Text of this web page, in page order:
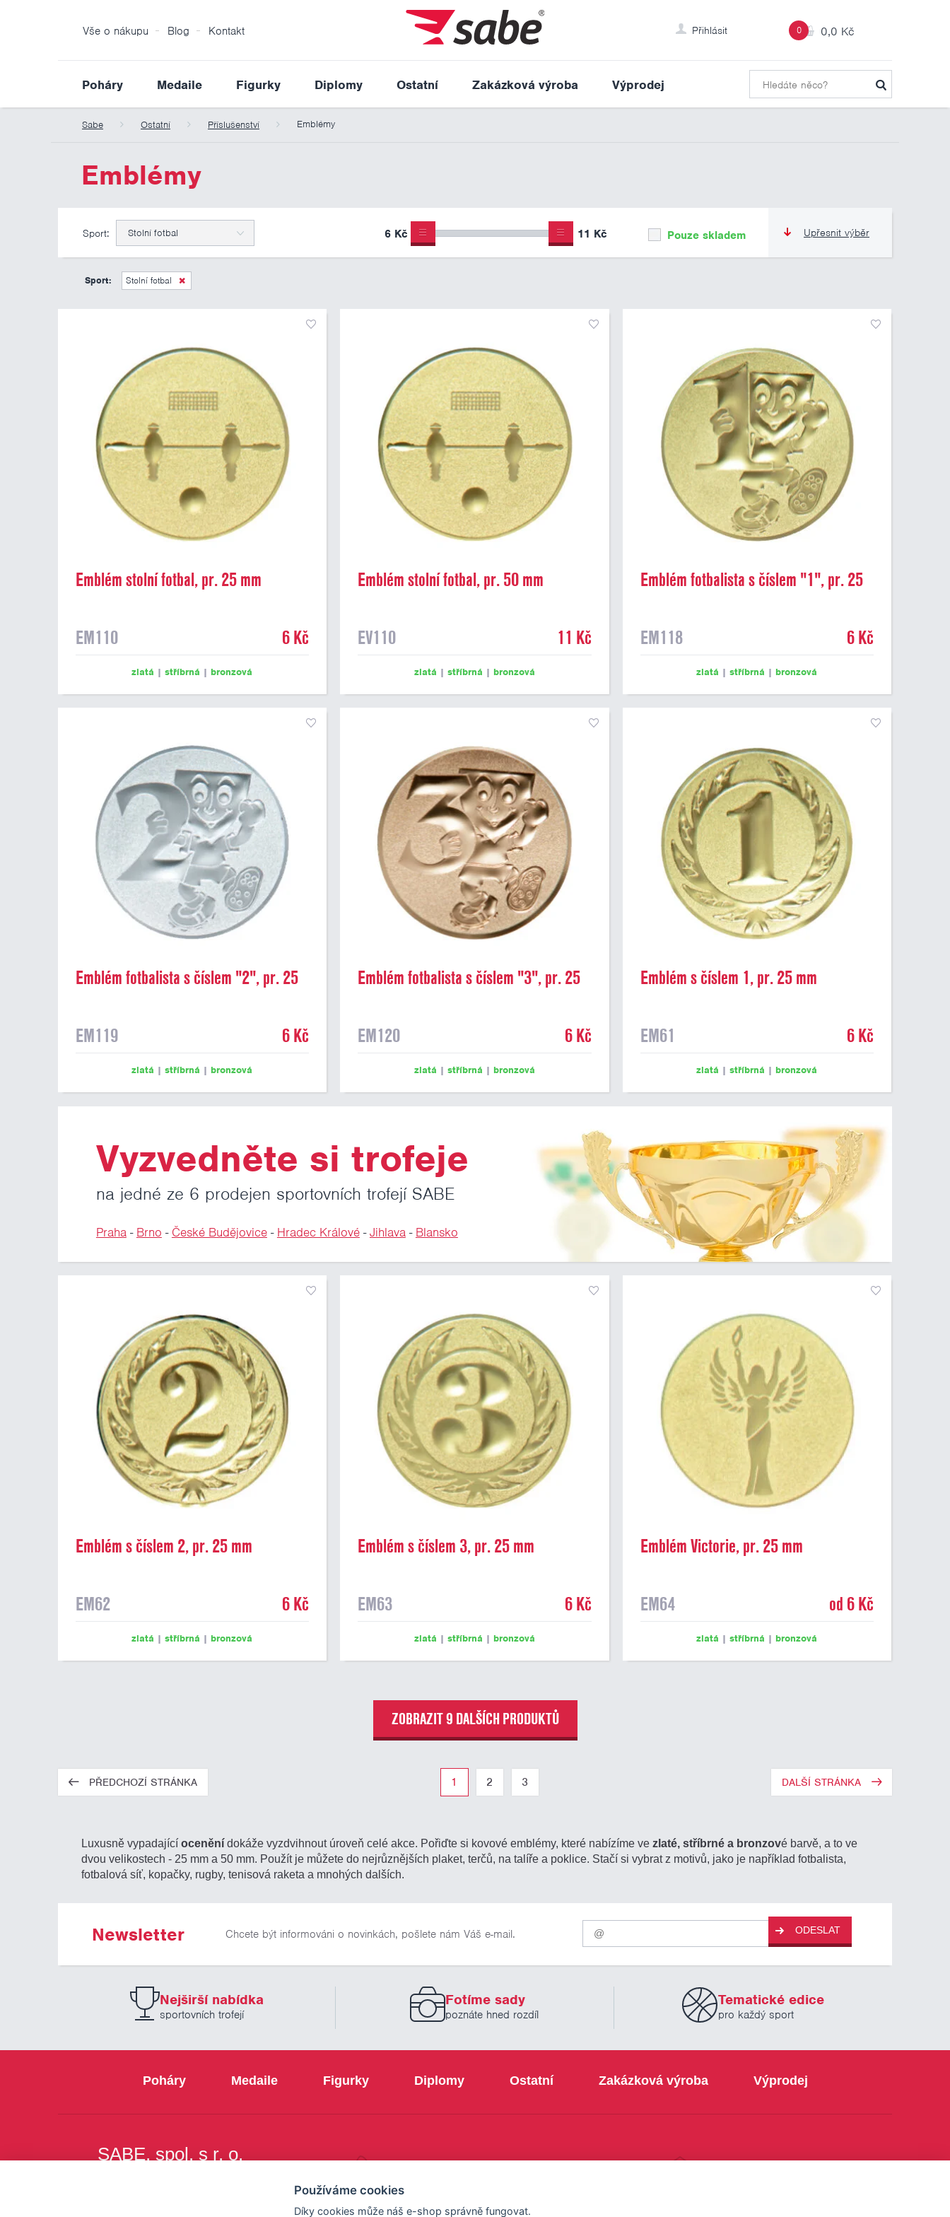
0 0,0 Kč
Přihlásit
Vše o nákupu Blog Kontakt
Poháry Medaile Figurky Diplomy Ostatní Zakázková výroba Výprodej
Sabe Ostatní Příslušenství Emblémy
Emblémy
Upřesnit výběr
Sport: Stolní fotbal Pouze skladem
6 Kč 11 Kč
Sport: Stolní fotbal
Emblém stolní fotbal, pr. 25 mm
EM110 6 Kč
zlatá |stříbrná | bronzová
Emblém stolní fotbal, pr. 50 mm
EV110 11 Kč
zlatá | stříbrná | bronzová
Emblém fotbalista s číslem "1", pr. 25
EM118
6 Kč
zlatá |stříbrná | bronzová
Emblém fotbalista s číslem "2", pr. 25
EM119
6 Kč
zlatá |stříbrná | bronzová
Emblém fotbalista s číslem "3", pr. 25
EM120
6 Kč
zlatá | stříbrná | bronzová
Emblém s číslem 1, pr. 25 mm
EM61 6 Kč
zlatá |stříbrná | bronzová
Vyzvedněte si trofeje
na jedné ze 6 prodejen sportovních trofejí SABE
Praha- Brno - České Budějovice- Hradec Králové-Jihlava- Blansko
Emblém s číslem 2, pr. 25 mm
EM62 6 Kč
zlatá |stříbrná | bronzová
Emblém s číslem 3, pr. 25 mm
EM63 6 Kč
zlatá | stříbrná | bronzová
Emblém Victorie, pr. 25 mm
EM64 od 6 Kč
zlatá |stříbrná | bronzová
ZOBRAZIT 9 DALŠÍCH PRODUKTŮ
PŘEDCHOZÍ STRÁNKA 1 2 3 DALŠÍ STRÁNKA
Luxusně vypadajícíoceněnídokáže vyzdvihnout úroveň celé akce. Pořiďte si kovové emblémy, které nabízíme ve zlaté, stříbrné a bronzové barvě, a to ve
dvou velikostech - 25 mm a 50 mm. Použít je můžete do nejrůznějších plaket, terčů, na talíře a poklice. Stačí si vybrat z motivů, jako je například fotbalista,
fotbalová síť, kopačky, rugby, tenisová raketa a mnohých dalších.
Newsletter Chcete být informováni o novinkách, pošlete nám Váš e-mail.
Pro
odběr
našich
novinek
ODESLAT
Nejširší nabídka
sportovních trofejí
Fotíme sady
poznáte hned rozdíl
Tematické edice
pro každý sport
Poháry Medaile Figurky Diplomy Ostatní Zakázková výroba Výprodej
SABE, spol. s r. o.
Používáme cookies
Díky cookies může náš e-shop správně fungovat.